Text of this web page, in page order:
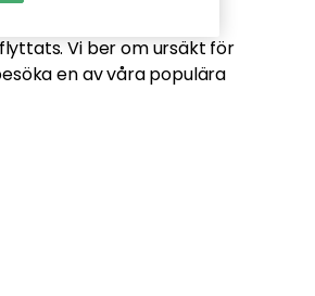
Vi ber om ursäkt för
en av våra populära